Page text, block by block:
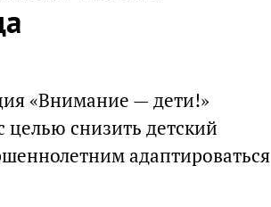
«Внимание — дети!»
целью снизить детский
адаптироваться